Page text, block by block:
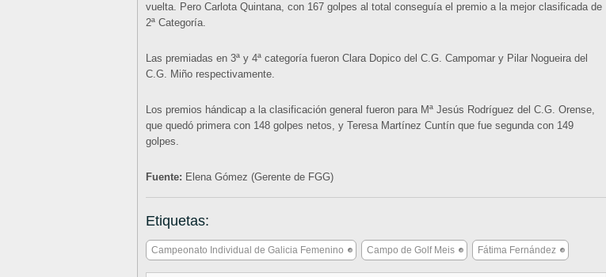
vuelta. Pero Carlota Quintana, con 167 golpes al total conseguía el premio a la mejor clasificada de
2ª Categoría.
Las premiadas en 3ª y 4ª categoría fueron Clara Dopico del C.G. Campomar y Pilar Nogueira del
C.G. Miño respectivamente.
Los premios hándicap a la clasificación general fueron para Mª Jesús Rodríguez del C.G. Orense,
que quedó primera con 148 golpes netos, y Teresa Martínez Cuntín que fue segunda con 149
golpes.
Fuente: Elena Gómez (Gerente de FGG)
Etiquetas:
Campeonato Individual de Galicia Femenino Campo de Golf Meis Fátima Fernández